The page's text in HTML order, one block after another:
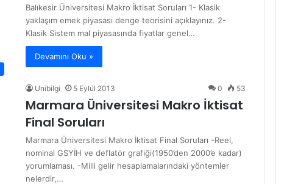
Balıkesir Üniversitesi Makro İktisat Soruları 1- Klasik
yaklaşım emek piyasası denge teorisini açıklayınız. 2-
Klasik Sistem mal piyasasında fiyatlar genel…
Devamını Oku »
Unibilgi 5 Eylül 2013 0 53
Marmara Üniversitesi Makro İktisat
Final Soruları
Marmara Üniversitesi Makro İktisat Final Soruları -Reel,
nominal GSYİH ve deflatör grafiği(1950’den 2000’e kadar)
yorumlaması. -Milli gelir hesaplamalarındaki yöntemler
nelerdir,…